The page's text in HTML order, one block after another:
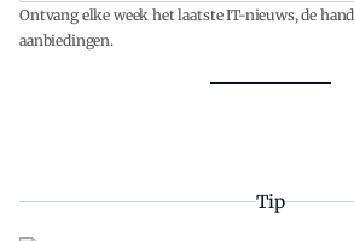
Ontvang elke week het laatste IT-nieuws, de
aanbiedingen.
Tip